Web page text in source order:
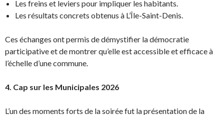
Les freins et leviers pour impliquer les habitants.
Les résultats concrets obtenus à L’Île-Saint-Denis.
Ces échanges ont permis de démystifier la démocratie
participative et de montrer qu’elle est accessible et efficace à
l’échelle d’une commune.
4. Cap sur les Municipales 2026
L’un des moments forts de la soirée fut la présentation de la